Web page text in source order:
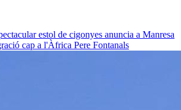
estol de cigonyes anuncia a Manresa
cap a l'Àfrica Pere Fontanals